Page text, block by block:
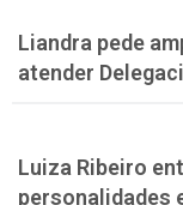
Liandra pede
atender
Luiza Ribeiro
personalidades